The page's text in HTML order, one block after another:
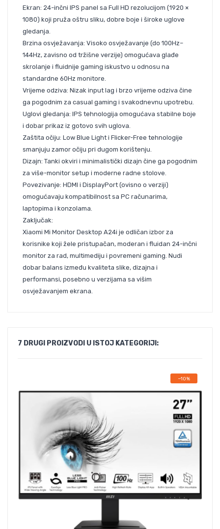
Ekran: 24-inčni IPS panel sa Full HD rezolucijom (1920 ×
1080) koji pruža oštru sliku, dobre boje i široke uglove
gledanja.
Brzina osvježavanja: Visoko osvježavanje (do 100Hz–
144Hz, zavisno od tržišne verzije) omogućava glađe
skrolanje i fluidnije gaming iskustvo u odnosu na
standardne 60Hz monitore.
Vrijeme odziva: Nizak input lag i brzo vrijeme odziva čine
ga pogodnim za casual gaming i svakodnevnu upotrebu.
Uglovi gledanja: IPS tehnologija omogućava stabilne boje
i dobar prikaz iz gotovo svih uglova.
Zaštita očiju: Low Blue Light i Flicker-Free tehnologije
smanjuju zamor očiju pri dugom korištenju.
Dizajn: Tanki okviri i minimalistički dizajn čine ga pogodnim
za više-monitor setup i moderne radne stolove.
Povezivanje: HDMI i DisplayPort (ovisno o verziji)
omogućavaju kompatibilnost sa PC računarima,
laptopima i konzolama.
Zaključak:
Xiaomi Mi Monitor Desktop A24i je odličan izbor za
korisnike koji žele pristupačan, moderan i fluidan 24-inčni
monitor za rad, multimediju i povremeni gaming. Nudi
dobar balans između kvaliteta slike, dizajna i
performansi, posebno u verzijama sa višim
osvježavanjem ekrana.
7 DRUGI PROIZVODI U ISTOJ KATEGORIJI:
−10%